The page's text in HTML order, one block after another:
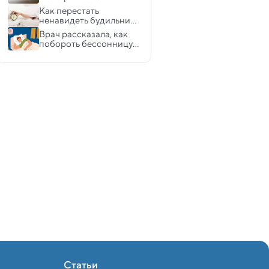
бесполезный
аксессуар для
здоровья глаз
Как перестать
ненавидеть будильник:
советы  врачей
Врач рассказала, как
побороть бессонницу
без приема
препаратов
Статьи